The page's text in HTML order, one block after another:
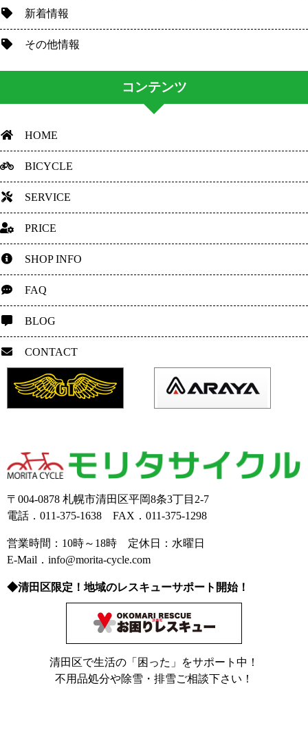
新着情報
その他情報
コンテンツ
HOME
BICYCLE
SERVICE
PRICE
SHOP INFO
FAQ
BLOG
CONTACT
〒004-0878 札幌市清田区平岡8条3丁目2-7
電話．011-375-1638 FAX．011-375-1298
営業時間：10時～18時 定休日：水曜日
E-Mail．info@morita-cycle.com
◆清田区限定！地域のレスキューサポート開始！
清田区で生活の「困った」をサポート中！
不用品処分や除雪・排雪ご相談下さい！